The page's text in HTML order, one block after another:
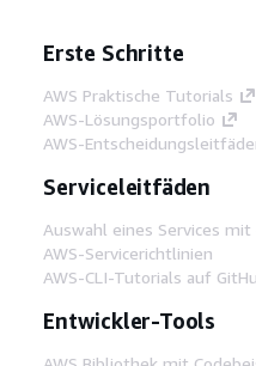
Erste Schritte
AWS Praktische Tutorials
AWS-Lösungsportfolio
AWS-
Serviceleitfäden
Auswahl eines Services
AWS-Servicerichtlinien
AWS-CLI-Tutorials auf
Entwickler-Tools